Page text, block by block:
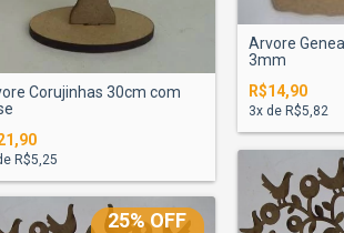
Corujinhas 30cm com
R$5,25
Arvore
3mm
R$14,90
3x de R$5,82
25% OFF